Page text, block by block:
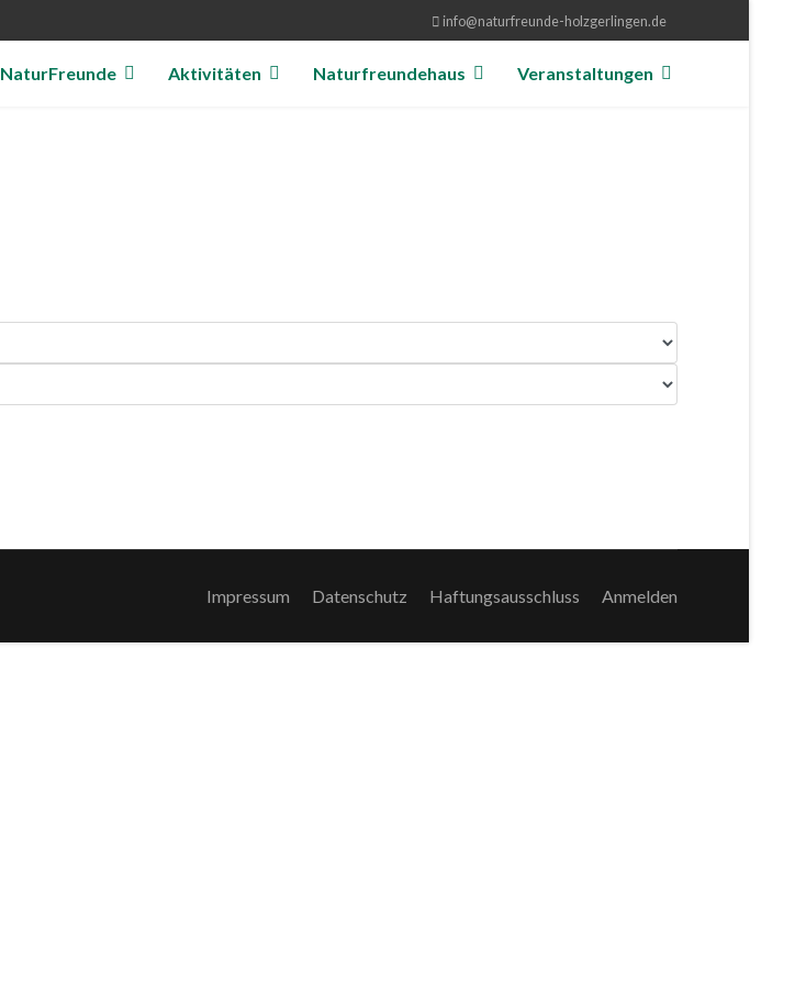
info@naturfreunde-holzgerlingen.de
NaturFreunde Aktivitäten Naturfreundehaus Veranstaltungen
Impressum Datenschutz Haftungsausschluss Anmelden